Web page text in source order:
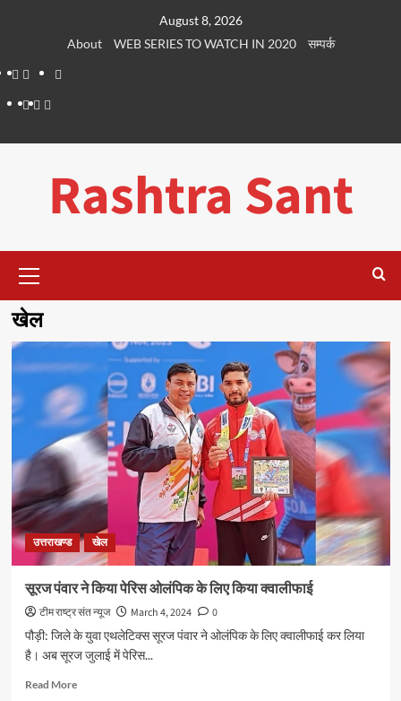
August 8, 2026
About
WEB SERIES TO WATCH IN 2020
सम्पर्क
About
WEB
SERIES
Dehradun
LifePlaces
सम्पर्क
Rashtra Sant
Menu
खेल
उत्तराखण्ड खेल
सूरज पंवार ने किया पेरिस ओलंपिक के लिए किया क्वालीफाई
टीम राष्ट्र संत न्यूज March 4, 2024
0
पौड़ी: जिले के युवा एथलेटिक्स सूरज पंवार ने ओलंपिक के लिए क्वालीफाई कर लिया
है। अब सूरज जुलाई में पेरिस...
Read MoreRead